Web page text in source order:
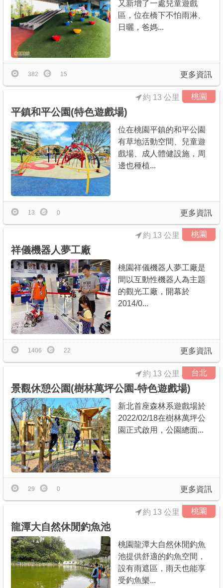
又新增了一處兒童遊戲
區，位在橋下不怕雨淋、
日曬，爸媽...
更多資訊
382 15
桃園
平鎮和平公園(特色遊戲場)
約 13 公里
位在桃園平鎮的和平公園
有草地活動空間、兒童遊
戲場、成人體健設施，周
邊也種植...
更多資訊
13 0
桃園
祥儀機器人夢工廠
約 13 公里
桃園祥儀機器人夢工廠是
間以互動性機器人為主題
的觀光工廠，開幕於
2014/0...
更多資訊
1406 22
台北
景觀休憩公園(樹林萬坪公園-特色遊戲場)
約 13 公里
新北首座森林系遊戲場於
2022/02/18在樹林萬坪公
園正式啟用，公園總面...
更多資訊
29 0
桃園
龍潭大自然休閒釣魚池
約 13 公里
桃園龍潭大自然休閒釣魚
池提供舒適的釣魚空間，
設有雨遮區，雨天也能享
受釣魚樂...